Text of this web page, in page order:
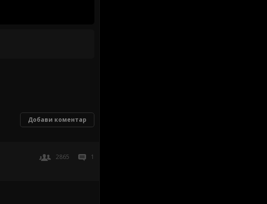
Добави коментар
2865 1